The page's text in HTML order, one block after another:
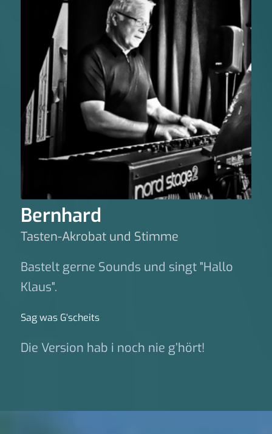
Bernhard
Tasten-Akrobat und Stimme
Bastelt gerne Sounds und singt "Hallo
Klaus".
Sag was G‘scheits
Die Version hab i noch nie g’hört!